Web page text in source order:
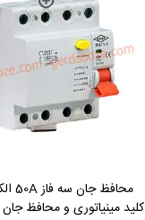
محافظ جان سه فاز 50A الکترو کاوه
کلید مینیاتوری و محافظ جان /